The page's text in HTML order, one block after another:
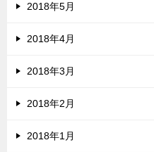
2018年5月
2018年4月
2018年3月
2018年2月
2018年1月